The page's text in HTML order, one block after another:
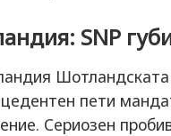
SNP
Шотландската
пети
Сериозен